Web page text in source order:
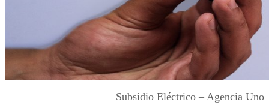
Subsidio Eléctrico – Agencia Uno